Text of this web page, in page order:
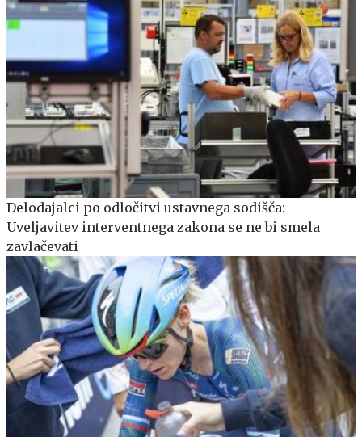
Delodajalci po odločitvi ustavnega sodišča:
Uveljavitev interventnega zakona se ne bi smela
zavlačevati